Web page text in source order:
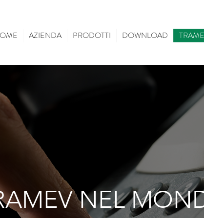
AZIENDA PRODOTTI DOWNLOAD
NEL